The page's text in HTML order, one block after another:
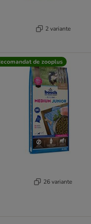
2 variante
de zooplus
26 variante